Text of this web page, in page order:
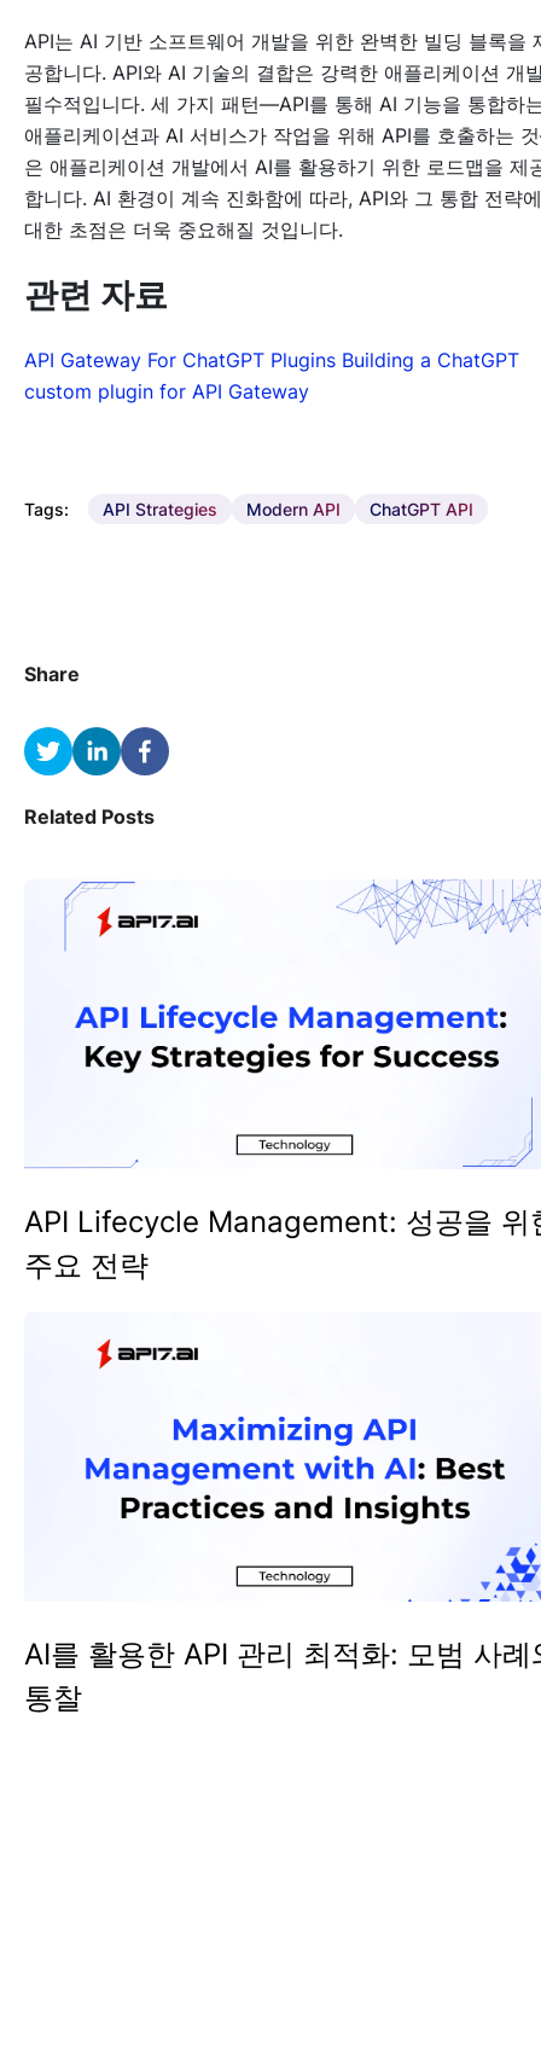
API는 AI 기반 소프트웨어 개발을 위한 완벽한 빌딩 블록을
공합니다. API와 AI 기술의 결합은 강력한 애플리케이션 개
필수적입니다. 세 가지 패턴—API를 통해 AI 기능을 통합하
애플리케이션과 AI 서비스가 작업을 위해 API를 호출하는
은 애플리케이션 개발에서 AI를 활용하기 위한 로드맵을 제
합니다. AI 환경이 계속 진화함에 따라, API와 그 통합 전략에
대한 초점은 더욱 중요해질 것입니다.
관련 자료
API Gateway For ChatGPT Plugins Building a ChatGPT
custom plugin for API Gateway
Tags: API Strategies Modern API ChatGPT API
Share
Related Posts
API Lifecycle Management: 성공을 위
주요 전략
AI를 활용한 API 관리 최적화: 모범 사례
통찰